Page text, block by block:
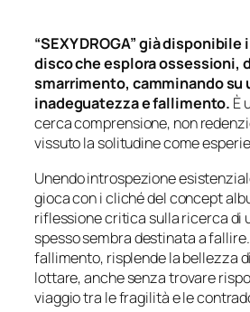
“SEXY DROGA” già
disco che esplora ossessioni,
smarrimento, camminando su
inadeguatezza e fallimento. È
cerca comprensione, non
vissuto la solitudine come
Unendo introspezione
gioca con i cliché del concept
riflessione critica sulla ricerca di
spesso sembra destinata a
fallimento, risplende la bellezza
lottare, anche senza trovare
viaggio tra le fragilità e le